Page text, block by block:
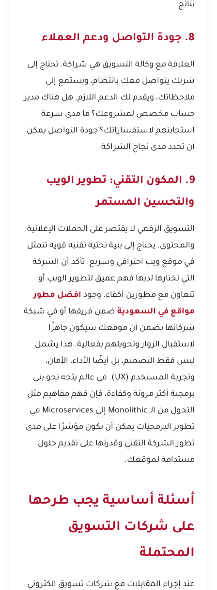
نتائج.
8. جودة التواصل ودعم العملاء
العلاقة مع وكالة التسويق هي شراكة. تحتاج إلى
شريك يتواصل معك بانتظام، ويستمع إلى
ملاحظاتك، ويقدم لك الدعم اللازم. هل هناك مدير
حساب مخصص لمشروعك؟ ما مدى سرعة
استجابتهم لاستفساراتك؟ جودة التواصل يمكن
أن تحدد مدى نجاح الشراكة.
9. المكون التقني: تطوير الويب
والتحسين المستمر
التسويق الرقمي لا يقتصر على الحملات الإعلانية
والمحتوى. يحتاج إلى بنية تحتية تقنية قوية تتمثل
في موقع ويب احترافي وسريع. تأكد أن الشركة
التي تختارها لديها فهم عميق لتطوير الويب أو
تتعاون مع مطورين أكفاء. وجود افضل مطور
مواقع في السعودية ضمن فريقها أو في شبكة
شركائها يضمن أن موقعك سيكون جاهزًا
لاستقبال الزوار وتحويلهم بفعالية. هذا يشمل
ليس فقط التصميم، بل أيضًا الأداء، الأمان،
وتجربة المستخدم (UX). في عالم يتجه نحو بنى
برمجية أكثر مرونة وكفاءة، فإن فهم مفاهيم مثل
التحول من الـ Monolithic إلى Microservices في
تطوير البرمجيات يمكن أن يكون مؤشرًا على مدى
تطور الشركة التقني وقدرتها على تقديم حلول
مستدامة لموقعك.
أسئلة أساسية يجب طرحها
على شركات التسويق
المحتملة
عند إجراء المقابلات مع شركات تسويق الكتروني